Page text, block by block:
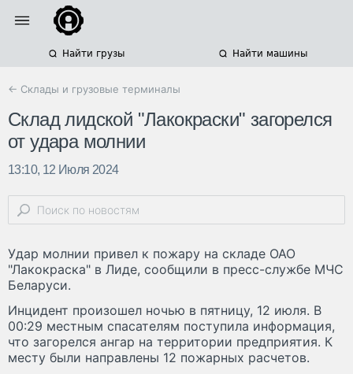
Найти грузы Найти машины
← Склады и грузовые терминалы
Склад лидской "Лакокраски" загорелся
от удара молнии
13:10, 12 Июля 2024
Удар молнии привел к пожару на складе ОАО
"Лакокраска" в Лиде, сообщили в пресс-службе МЧС
Беларуси.
Инцидент произошел ночью в пятницу, 12 июля. В
00:29 местным спасателям поступила информация,
что загорелся ангар на территории предприятия. К
месту были направлены 12 пожарных расчетов.